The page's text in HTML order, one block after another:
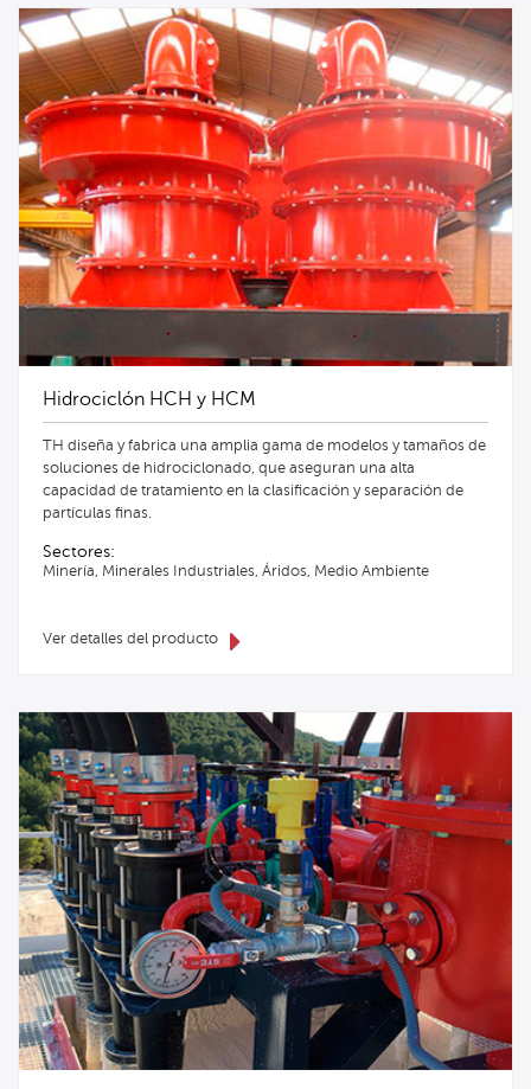
Hidrociclón HCH y HCM
TH diseña y fabrica una amplia gama de modelos y tamaños de
soluciones de hidrociclonado, que aseguran una alta
capacidad de tratamiento en la clasificación y separación de
partículas finas.
Sectores:
Minería, Minerales Industriales, Áridos, Medio Ambiente
Ver detalles del producto